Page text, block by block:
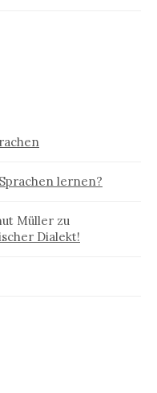
lernen?
Müller zu
Dialekt!